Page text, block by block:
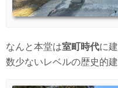
なんと本堂は室町時代に
数少ないレベルの歴史的建